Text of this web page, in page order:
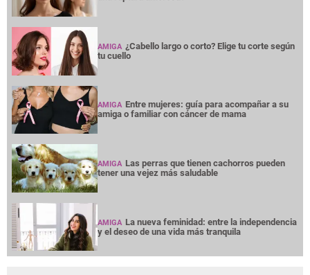
AMIGA ¿Cabello largo o corto? Elige tu corte según
tu cuello
AMIGA Entre mujeres: guía para acompañar a su
amiga o familiar con cáncer de mama
AMIGA Las perras que tienen cachorros pueden
tener una vejez más saludable
AMIGA La nueva feminidad: entre la independencia
y el deseo de una vida más tranquila